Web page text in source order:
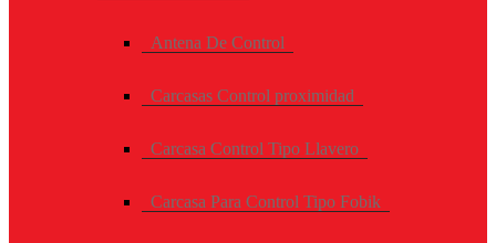
Antena De Control
Carcasas Control proximidad
Carcasa Control Tipo Llavero
Carcasa Para Control Tipo Fobik